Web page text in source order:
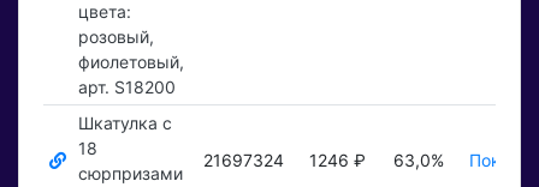
цвета:
розовый,
фиолетовый,
арт. S18200
Шкатулка с
18
сюрпризами
21697324 1246 ₽ 63,0%